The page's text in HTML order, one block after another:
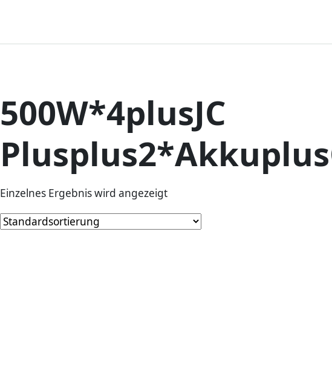
500W*4plusJC
Einzelnes Ergebnis wird angezeigt